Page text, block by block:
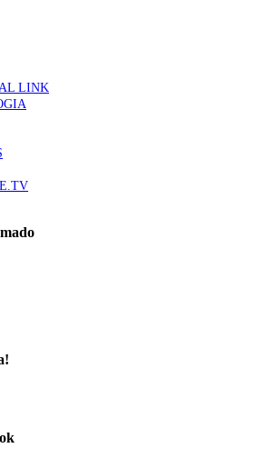
do Podcast “Frequência Cardio – Sintoniza-
e saúde mental
estudantes apoia famílias após
de Lisboa reforçam cooperação em
investigação
LINK